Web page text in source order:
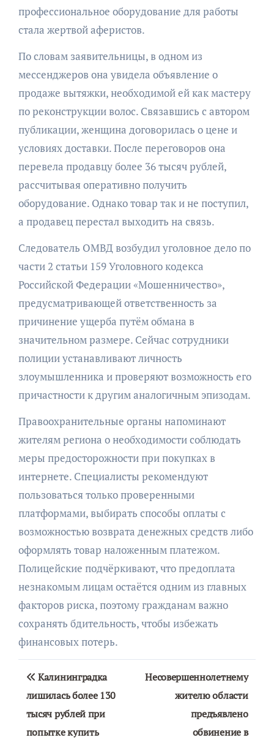
профессиональное оборудование для работы
стала жертвой аферистов.
По словам заявительницы, в одном из
мессенджеров она увидела объявление о
продаже вытяжки, необходимой ей как мастеру
по реконструкции волос. Связавшись с автором
публикации, женщина договорилась о цене и
условиях доставки. После переговоров она
перевела продавцу более 36 тысяч рублей,
рассчитывая оперативно получить
оборудование. Однако товар так и не поступил,
а продавец перестал выходить на связь.
Следователь ОМВД возбудил уголовное дело по
части 2 статьи 159 Уголовного кодекса
Российской Федерации «Мошенничество»,
предусматривающей ответственность за
причинение ущерба путём обмана в
значительном размере. Сейчас сотрудники
полиции устанавливают личность
злоумышленника и проверяют возможность его
причастности к другим аналогичным эпизодам.
Правоохранительные органы напоминают
жителям региона о необходимости соблюдать
меры предосторожности при покупках в
интернете. Специалисты рекомендуют
пользоваться только проверенными
платформами, выбирать способы оплаты с
возможностью возврата денежных средств либо
оформлять товар наложенным платежом.
Полицейские подчёркивают, что предоплата
незнакомым лицам остаётся одним из главных
факторов риска, поэтому гражданам важно
сохранять бдительность, чтобы избежать
финансовых потерь.
Навигация
по
записям
Калининградка
лишилась более 130
тысяч рублей при
попытке купить
Несовершеннолетнему
жителю области
предъявлено
обвинение в